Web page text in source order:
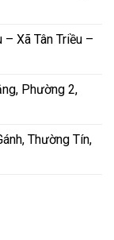
Xã Tân Triều –
Phường 2,
Thường Tín,